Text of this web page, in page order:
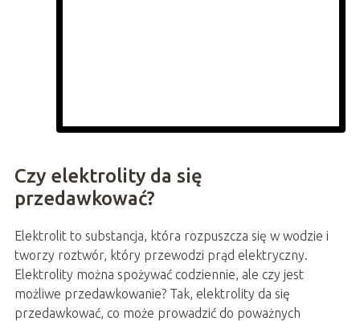
Czy elektrolity da się
przedawkować?
Elektrolit to substancja, która rozpuszcza się w wodzie i
tworzy roztwór, który przewodzi prąd elektryczny.
Elektrolity można spożywać codziennie, ale czy jest
możliwe przedawkowanie? Tak, elektrolity da się
przedawkować, co może prowadzić do poważnych